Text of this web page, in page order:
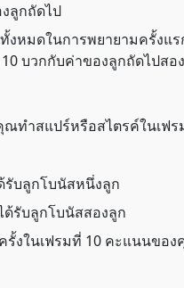
ลูกถัดไป
หมดในการพยายามครั้งแร
บวกกับค่าของลูกถัดไปสอ
ณทำสแปร์หรือสไตรค์ในเฟ
บลูกโบนัสหนึ่งลูก
รับลูกโบนัสสองลูก
งในเฟรมที่ 10 คะแนนขอ